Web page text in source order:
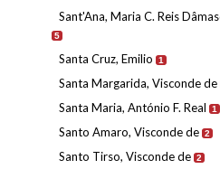
Sant'Ana, Maria C. Reis
5
Santa Cruz, Emilio 1
Santa Margarida, Visconde de
Santa Maria, António F. Real 1
Santo Amaro, Visconde de 2
Santo Tirso, Visconde de 2